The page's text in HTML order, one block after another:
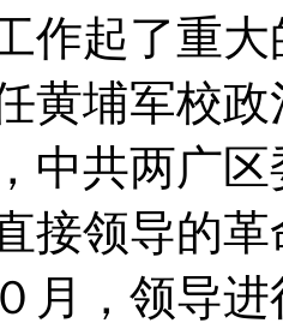
作起了重
黄埔军校
中共两广
接领导的
月，领导